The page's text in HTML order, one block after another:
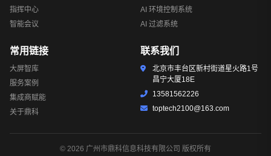
AI 环境控制系统
AI 过滤系统
指挥中心
智能会议
常用链接
大屏智库
服务案例
集成商赋能
关于鼎科
联系我们
北京市丰台区新村街道星火路1号
昌宁大厦18E
13581562226
toptech2100@163.com
© 2026 广州市鼎科信息科技有限公司 版权所有